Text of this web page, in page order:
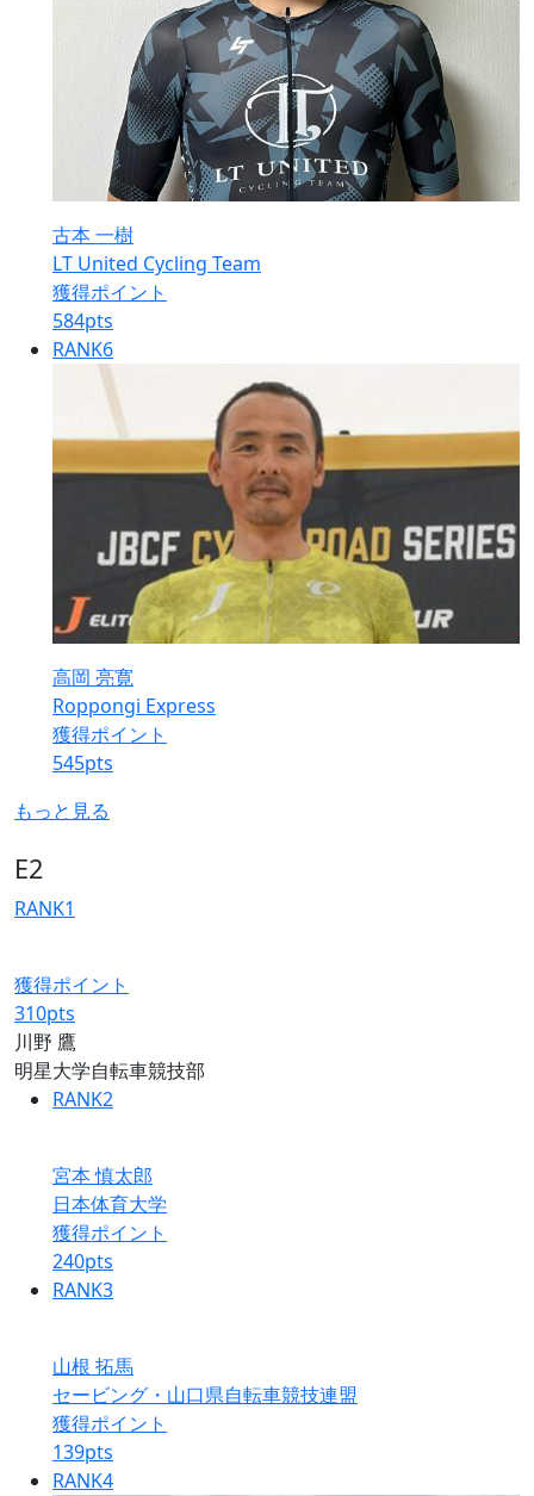
古本 一樹
LT United Cycling Team
獲得ポイント
584pts
RANK6
高岡 亮寛
Roppongi Express
獲得ポイント
545pts
もっと見る
E2
RANK1
獲得ポイント
310pts
川野 鷹
明星大学自転車競技部
RANK2
宮本 慎太郎
日本体育大学
獲得ポイント
240pts
RANK3
山根 拓馬
セービング・山口県自転車競技連盟
獲得ポイント
139pts
RANK4